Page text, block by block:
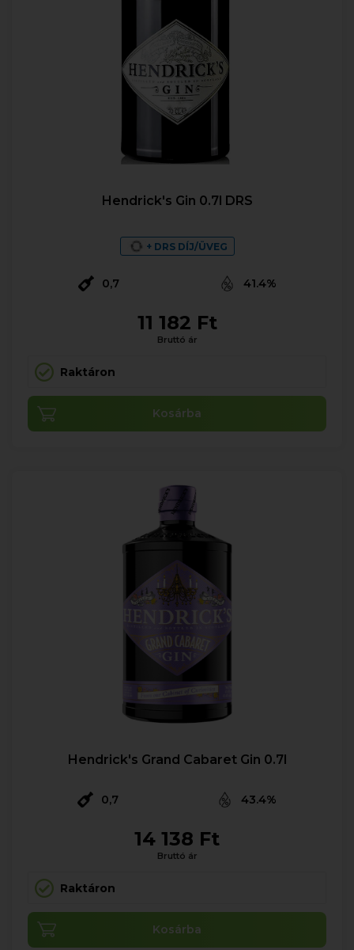
Hendrick's Gin 0.7l DRS
+ DRS DÍJ/ÜVEG
0,7 41.4%
11 182 Ft
Bruttó ár
Raktáron
Kosárba
Hendrick's Grand Cabaret Gin 0.7l
0,7 43.4%
14 138 Ft
Bruttó ár
Raktáron
Kosárba